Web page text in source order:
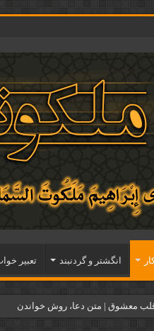
انگشتر و گردنبند تعبیر
معشوق | متن دعا، روش خواندن